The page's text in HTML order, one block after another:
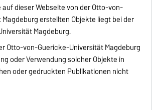
auf dieser Webseite von der Otto-von-
erstellten Objekte liegt bei der
Magdeburg.
Otto-von-Guericke-Universität Magdeburg
oder Verwendung solcher Objekte in
oder gedruckten Publikationen nicht